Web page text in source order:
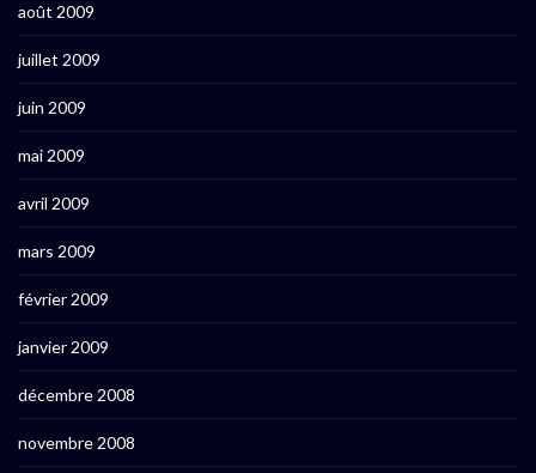
août 2009
juillet 2009
juin 2009
mai 2009
avril 2009
mars 2009
février 2009
janvier 2009
décembre 2008
novembre 2008